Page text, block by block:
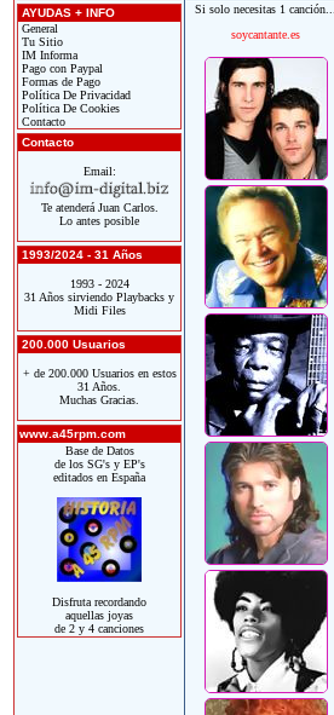
AYUDAS + INFO
General
Tu Sitio
IM Informa
Pago con Paypal
Formas de Pago
Política De Privacidad
Política De Cookies
Contacto
Contacto
Email:
Te atenderá Juan Carlos.
Lo antes posible
1993/2024 - 31 Años
1993 - 2024
31 Años sirviendo Playbacks y
Midi Files
200.000 Usuarios
+ de 200.000 Usuarios en estos
31 Años.
Muchas Gracias.
www.a45rpm.com
Base de Datos
de los SG's y EP's
editados en España
Disfruta recordando
aquellas joyas
de 2 y 4 canciones
Si solo necesitas 1 canción...
soycantante.es